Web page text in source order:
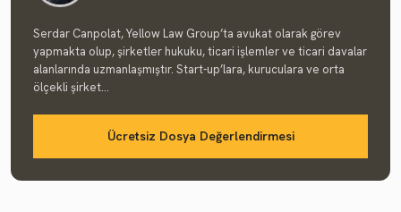
Serdar Canpolat, Yellow Law Group’ta avukat olarak görev
yapmakta olup, şirketler hukuku, ticari işlemler ve ticari davalar
alanlarında uzmanlaşmıştır. Start-up’lara, kuruculara ve orta
ölçekli şirket...
Ücretsiz Dosya Değerlendirmesi